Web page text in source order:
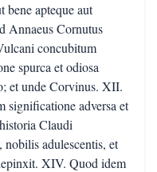
bene apteque aut
Annaeus Cornutus
concubitum
spurca et odiosa
et unde Corvinus. XII.
significatione adversa et
Claudi
adulescentis, et
XIV. Quod idem